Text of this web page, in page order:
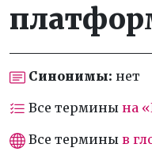
Синонимы: нет
Все термины на
Все термины в